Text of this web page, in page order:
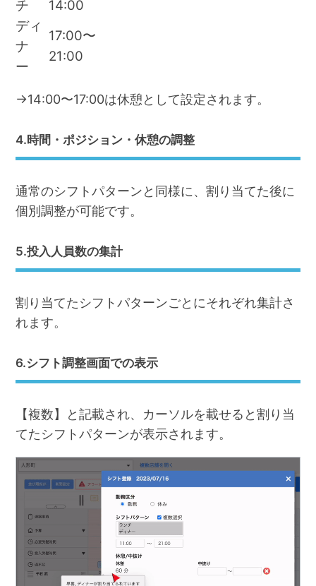
チ
14:00
ディ
ナ
ー
17:00〜
21:00
→14:00〜17:00は休憩として設定されます。
4.時間・ポジション・休憩の調整
通常のシフトパターンと同様に、割り当てた後に
個別調整が可能です。
5.投入人員数の集計
割り当てたシフトパターンごとにそれぞれ集計さ
れます。
6.シフト調整画面での表示
【複数】と記載され、カーソルを載せると割り当
てたシフトパターンが表示されます。